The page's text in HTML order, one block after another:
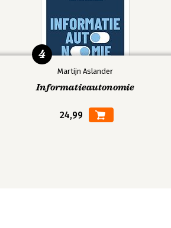
Martijn Aslander
Informatieautonomie
24,99
4